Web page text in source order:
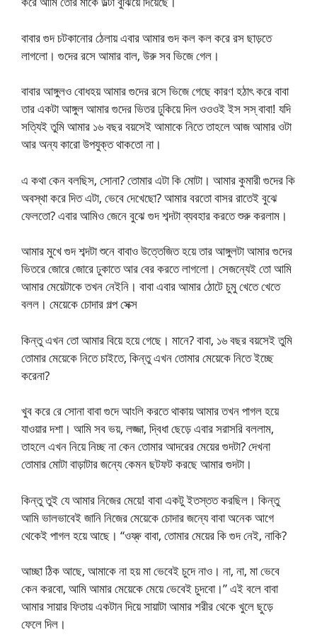
বাবার গুদ চটকানোর ঠেলায় এবার আমার গুদ কল কল করে রস ছাড়তে
লাগলো। গুদের রসে আমার বাল, উরু সব ভিজে গেল।
বাবার আঙ্গুলও বোধহয় আমার গুদের রসে ভিজে গেছে কারণ হঠাৎ করে বাবা
তার একটা আঙ্গুল আমার গুদের ভিতর ঢুকিয়ে দিল ওওওই ইস সস্ বাবা! যদি
সত্যিই তুমি আমার ১৬ বছর বয়সেই আমাকে নিতে তাহলে আজ আমার ওটা
আর অন্য কারো উপযুক্ত থাকতো না।
এ কথা কেন বলছিস, সোনা? তোমার এটা কি মোটা। আমার কুমারী গুদের কি
অবস্থা করে দিত এটা, ভেবে দেখেছো? আমার বরতো বাসর রাতেই বুঝে
ফেলতো? এবার আমিও জেনে বুঝে গুদ শব্দটা ব্যবহার করতে শুরু করলাম।
আমার মুখে গুদ শব্দটা শুনে বাবাও উত্তেজিত হয়ে তার আঙ্গুলটা আমার গুদের
ভিতরে জোরে জোরে ঢুকাতে আর বের করতে লাগলো। সেজন্যেই তো আমি
আমার মেয়েটাকে তখন নেইনি। বাবা এবার আমার ঠোটে চুমু খেতে খেতে
বলল। মেয়েকে চোদার গল্প সেক্স
কিন্তু এখন তো আমার বিয়ে হয়ে গেছে। মানে? বাবা, ১৬ বছর বয়সেই তুমি
তোমার মেয়েকে নিতে চাইতে, কিন্তু এখন তোমার মেয়েকে নিতে ইচ্ছে
করেনা?
খুব করে রে সোনা বাবা গুদে আংলি করতে থাকায় আমার তখন পাগল হয়ে
যাওয়ার দশা। আমি সব ভয়, লজ্জা, দ্বিধা ছেড়ে এবার সরাসরি বললাম,
তাহলে এখন নিয়ে নিচ্ছ না কেন তোমার আদরের মেয়ের গুদটা? দেখনা
তোমার মোটা বাড়াটার জন্যে কেমন ছটফট করছে আমার গুদটা।
কিন্তু তুই যে আমার নিজের মেয়ে! বাবা একটু ইতস্তত করছিল। কিন্তু
আমি ভালভাবেই জানি নিজের মেয়েকে চোদার জন্যে বাবা অনেক আগে
থেকেই পাগল হয়ে আছে। “ওফ্ফ্ বাবা, তোমার মেয়ের কি গুদ নেই, নাকি?
আচ্ছা ঠিক আছে, আমাকে না হয় মা ভেবেই চুদে নাও। না, না, মা ভেবে
কেন করবো, আমি আমার মেয়েকে মেয়ে ভেবেই চুদবো।” এই বলে বাবা
আমার সায়ার ফিতায় একটান দিয়ে সায়াটা আমার শরীর থেকে খুলে ছুড়ে
ফেলে দিল।